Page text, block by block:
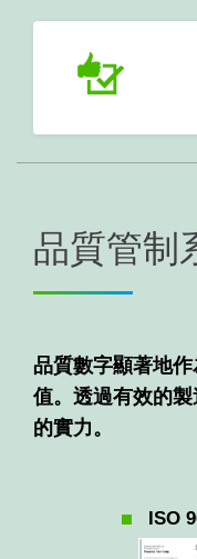
品質管制
品質數字顯著地
值。透過有效的
的實力。
ISO